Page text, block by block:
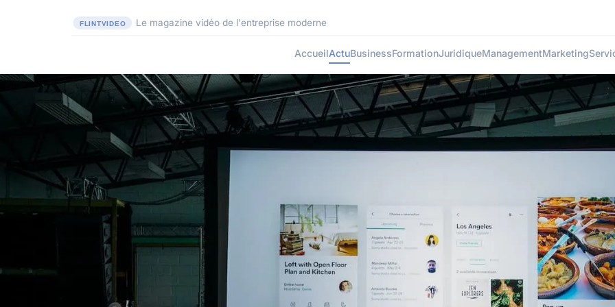
Le magazine vidéo de l'entreprise moderne
AccueilActuBusinessFormationJuridiqueManagementMarketing